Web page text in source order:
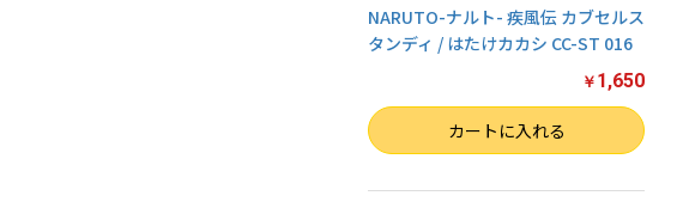
NARUTO-ナルト- 疾風伝 カブセルス
タンディ / はたけカカシ CC-ST 016
￥ 1,650
数量 カートに入れる